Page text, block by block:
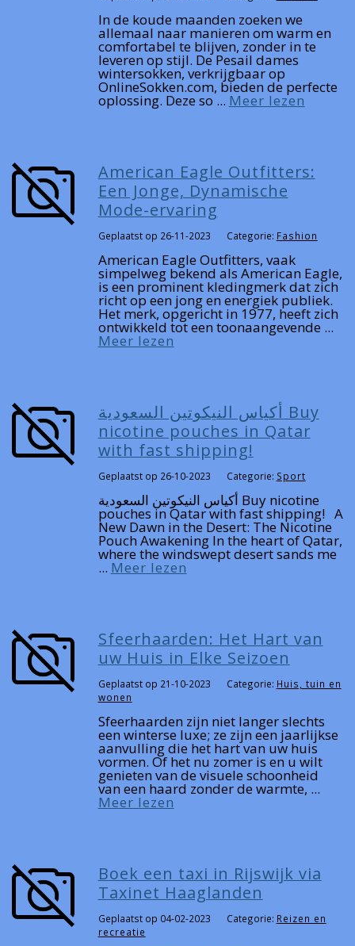
In de koude maanden zoeken we
allemaal naar manieren om warm en
comfortabel te blijven, zonder in te
leveren op stijl. De Pesail dames
wintersokken, verkrijgbaar op
OnlineSokken.com, bieden de perfecte
oplossing. Deze so ... Meer lezen
American Eagle Outfitters:
Een Jonge, Dynamische
Mode-ervaring
Geplaatst op 26-11-2023 Categorie: Fashion
American Eagle Outfitters, vaak
simpelweg bekend als American Eagle,
is een prominent kledingmerk dat zich
richt op een jong en energiek publiek.
Het merk, opgericht in 1977, heeft zich
ontwikkeld tot een toonaangevende ...
Meer lezen
أكياس النيكوتين السعودية Buy
nicotine pouches in Qatar
with fast shipping!
Geplaatst op 26-10-2023 Categorie: Sport
أكياس النيكوتين السعودية Buy nicotine
pouches in Qatar with fast shipping! A
New Dawn in the Desert: The Nicotine
Pouch Awakening In the heart of Qatar,
where the windswept desert sands me
... Meer lezen
Sfeerhaarden: Het Hart van
uw Huis in Elke Seizoen
Geplaatst op 21-10-2023 Categorie: Huis, tuin en
wonen
Sfeerhaarden zijn niet langer slechts
een winterse luxe; ze zijn een jaarlijkse
aanvulling die het hart van uw huis
vormen. Of het nu zomer is en u wilt
genieten van de visuele schoonheid
van een haard zonder de warmte, ...
Meer lezen
Boek een taxi in Rijswijk via
Taxinet Haaglanden
Geplaatst op 04-02-2023 Categorie: Reizen en
recreatie